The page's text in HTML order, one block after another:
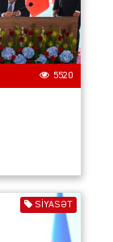
5520
SIYASƏT